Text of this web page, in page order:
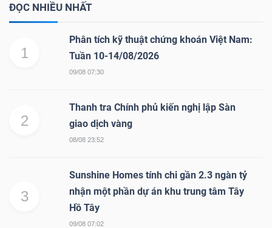
ĐỌC NHIỀU NHẤT
1
Phân tích kỹ thuật chứng khoán Việt Nam:
Tuần 10-14/08/2026
09/08 07:30
2
Thanh tra Chính phủ kiến nghị lập Sàn
giao dịch vàng
08/08 23:52
3
Sunshine Homes tính chi gần 2.3 ngàn tỷ
nhận một phần dự án khu trung tâm Tây
Hồ Tây
09/08 07:02